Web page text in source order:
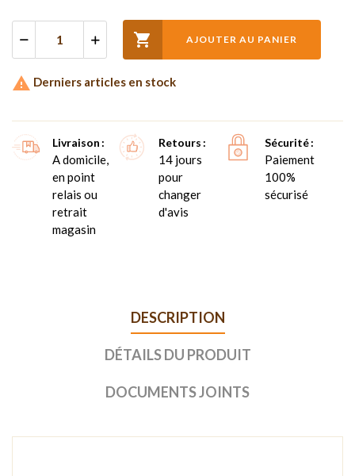
 AJOUTER AU PANIER
 Derniers articles en stock
Livraison
A domicile,
en point
relais ou
retrait
magasin
Retours
14 jours
pour
changer
d'avis
Sécurité
Paiement
100%
sécurisé
DESCRIPTION
DÉTAILS DU PRODUIT
DOCUMENTS JOINTS